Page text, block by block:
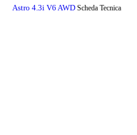
Astro 4.3i V6 AWD Scheda Tecnica